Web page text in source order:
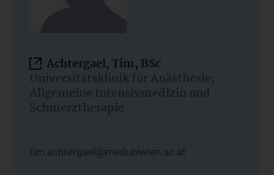
Achtergael, Tim, BSc
Universitätsklinik für Anästhesie,
Allgemeine Intensivmedizin und
Schmerztherapie
tim.achtergael@meduniwien.ac.at